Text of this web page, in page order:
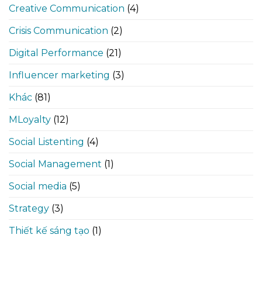
Creative Communication (4)
Crisis Communication (2)
Digital Performance (21)
Influencer marketing (3)
Khác (81)
MLoyalty (12)
Social Listenting (4)
Social Management (1)
Social media (5)
Strategy (3)
Thiết kế sáng tạo (1)